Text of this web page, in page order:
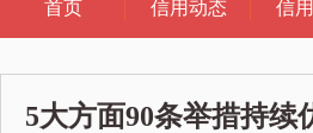
5大方面90条举措持续